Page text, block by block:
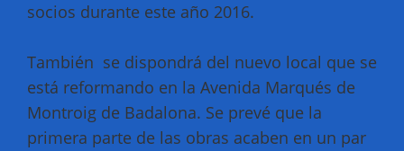
socios durante este año 2016.
También se dispondrá del nuevo local que se
está reformando en la Avenida Marqués de
Montroig de Badalona. Se prevé que la
primera parte de las obras acaben en un par